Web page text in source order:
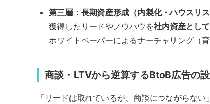
第三層：長期資産形成（内製化・ハウスリス
獲得したリードやノウハウを社内資産とし
ホワイトペーパーによるナーチャリング（
商談・LTVから逆算するBtoB広告の
「リードは取れているが、商談につながらな